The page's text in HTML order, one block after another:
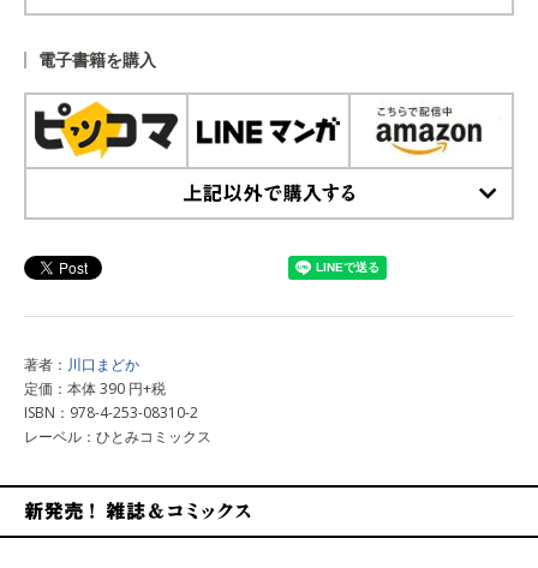
電子書籍を購入
著者： 川口まどか
定価：本体 390 円+税
ISBN：978-4-253-08310-2
レーベル：ひとみコミックス